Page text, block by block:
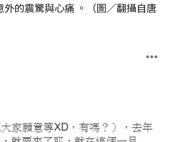
的震驚與心痛 。（圖／翻攝自唐